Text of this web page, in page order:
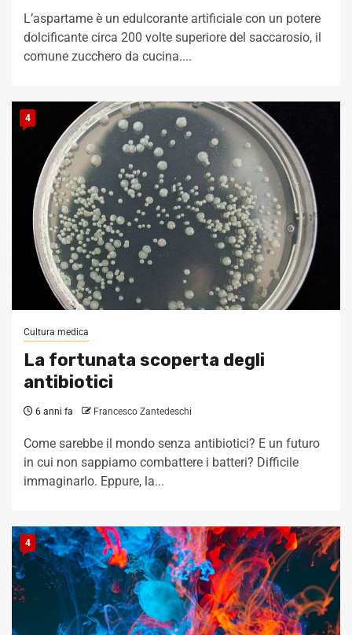
L’aspartame è un edulcorante artificiale con un potere
dolcificante circa 200 volte superiore del saccarosio, il
comune zucchero da cucina....
4
Cultura medica
La fortunata scoperta degli
antibiotici
6 anni fa Francesco Zantedeschi
Come sarebbe il mondo senza antibiotici? E un futuro
in cui non sappiamo combattere i batteri? Difficile
immaginarlo. Eppure, la...
4